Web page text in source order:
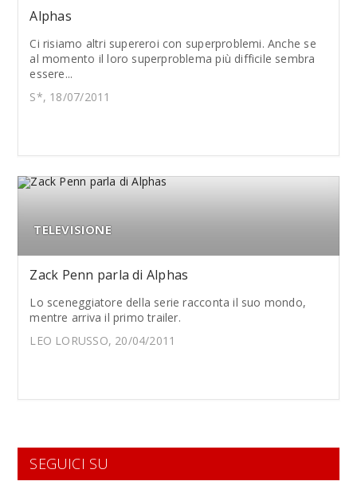
Alphas
Ci risiamo altri supereroi con superproblemi. Anche se
al momento il loro superproblema più difficile sembra
essere...
S*, 18/07/2011
TELEVISIONE
Zack Penn parla di Alphas
Lo sceneggiatore della serie racconta il suo mondo,
mentre arriva il primo trailer.
LEO LORUSSO, 20/04/2011
SEGUICI SU